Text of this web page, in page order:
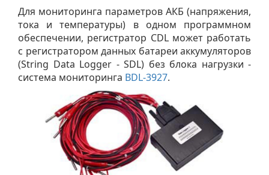
Для мониторинга параметров АКБ (напряжения,
тока и температуры) в одном программном
обеспечении, регистратор CDL может работать
с регистратором данных батареи аккумуляторов
(String Data Logger - SDL) без блока нагрузки -
система мониторинга BDL-3927.